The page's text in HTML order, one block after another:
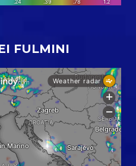
FULMINI